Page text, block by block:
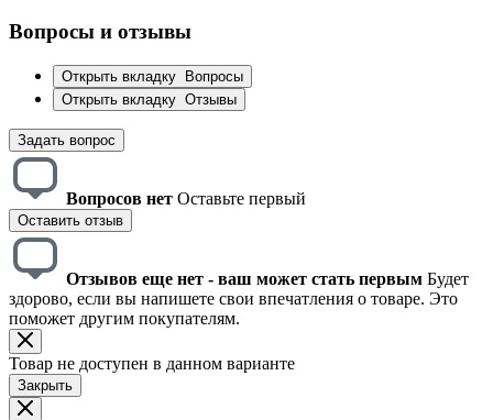
Вопросы и отзывы
Открыть вкладку
Вопросы
Открыть вкладку Отзывы
Задать вопрос
Вопросов нет Оставьте первый
Оставить отзыв
Отзывов еще нет - ваш может стать первым Будет
здорово, если вы напишете свои впечатления о товаре. Это
поможет другим покупателям.
Товар не доступен в данном варианте
Закрыть